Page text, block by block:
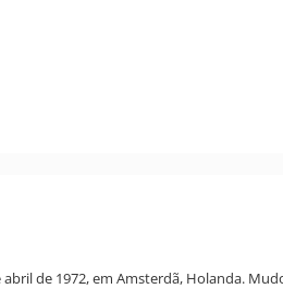
de 1972, em Amsterdã, Holanda.